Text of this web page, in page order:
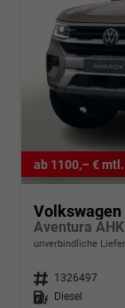
ab 1100,– € mtl.
Aventura
unverbindliche
Fahrzeugnr. 1326497
Kraftstoff
Diesel